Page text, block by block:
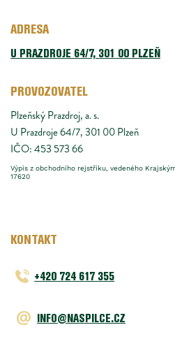
ADRESA
U PRAZDROJE 64/7, 301 00 PLZEŇ
PROVOZOVATEL
Plzeňský Prazdroj, a. s.
U Prazdroje 64/7, 301 00 Plzeň
IČO: 453 573 66
Výpis z obchodního rejstříku, vedeného
17620
KONTAKT
+420 724 617 355
INFO@NASPILCE.CZ